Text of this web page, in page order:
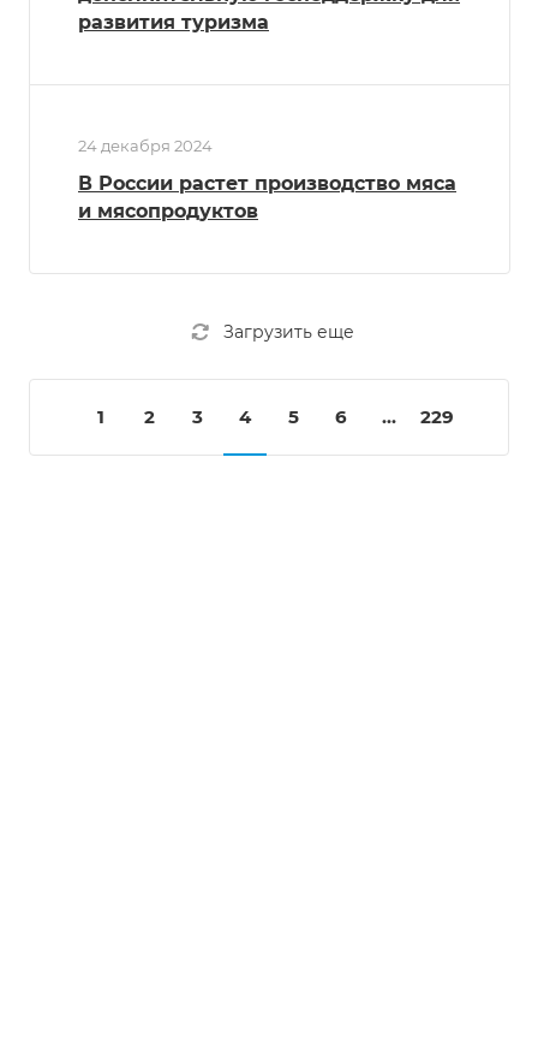
развития туризма
24 декабря 2024
В России растет производство мяса
и мясопродуктов
Загрузить еще
1 2 3 4 5 6 ... 229